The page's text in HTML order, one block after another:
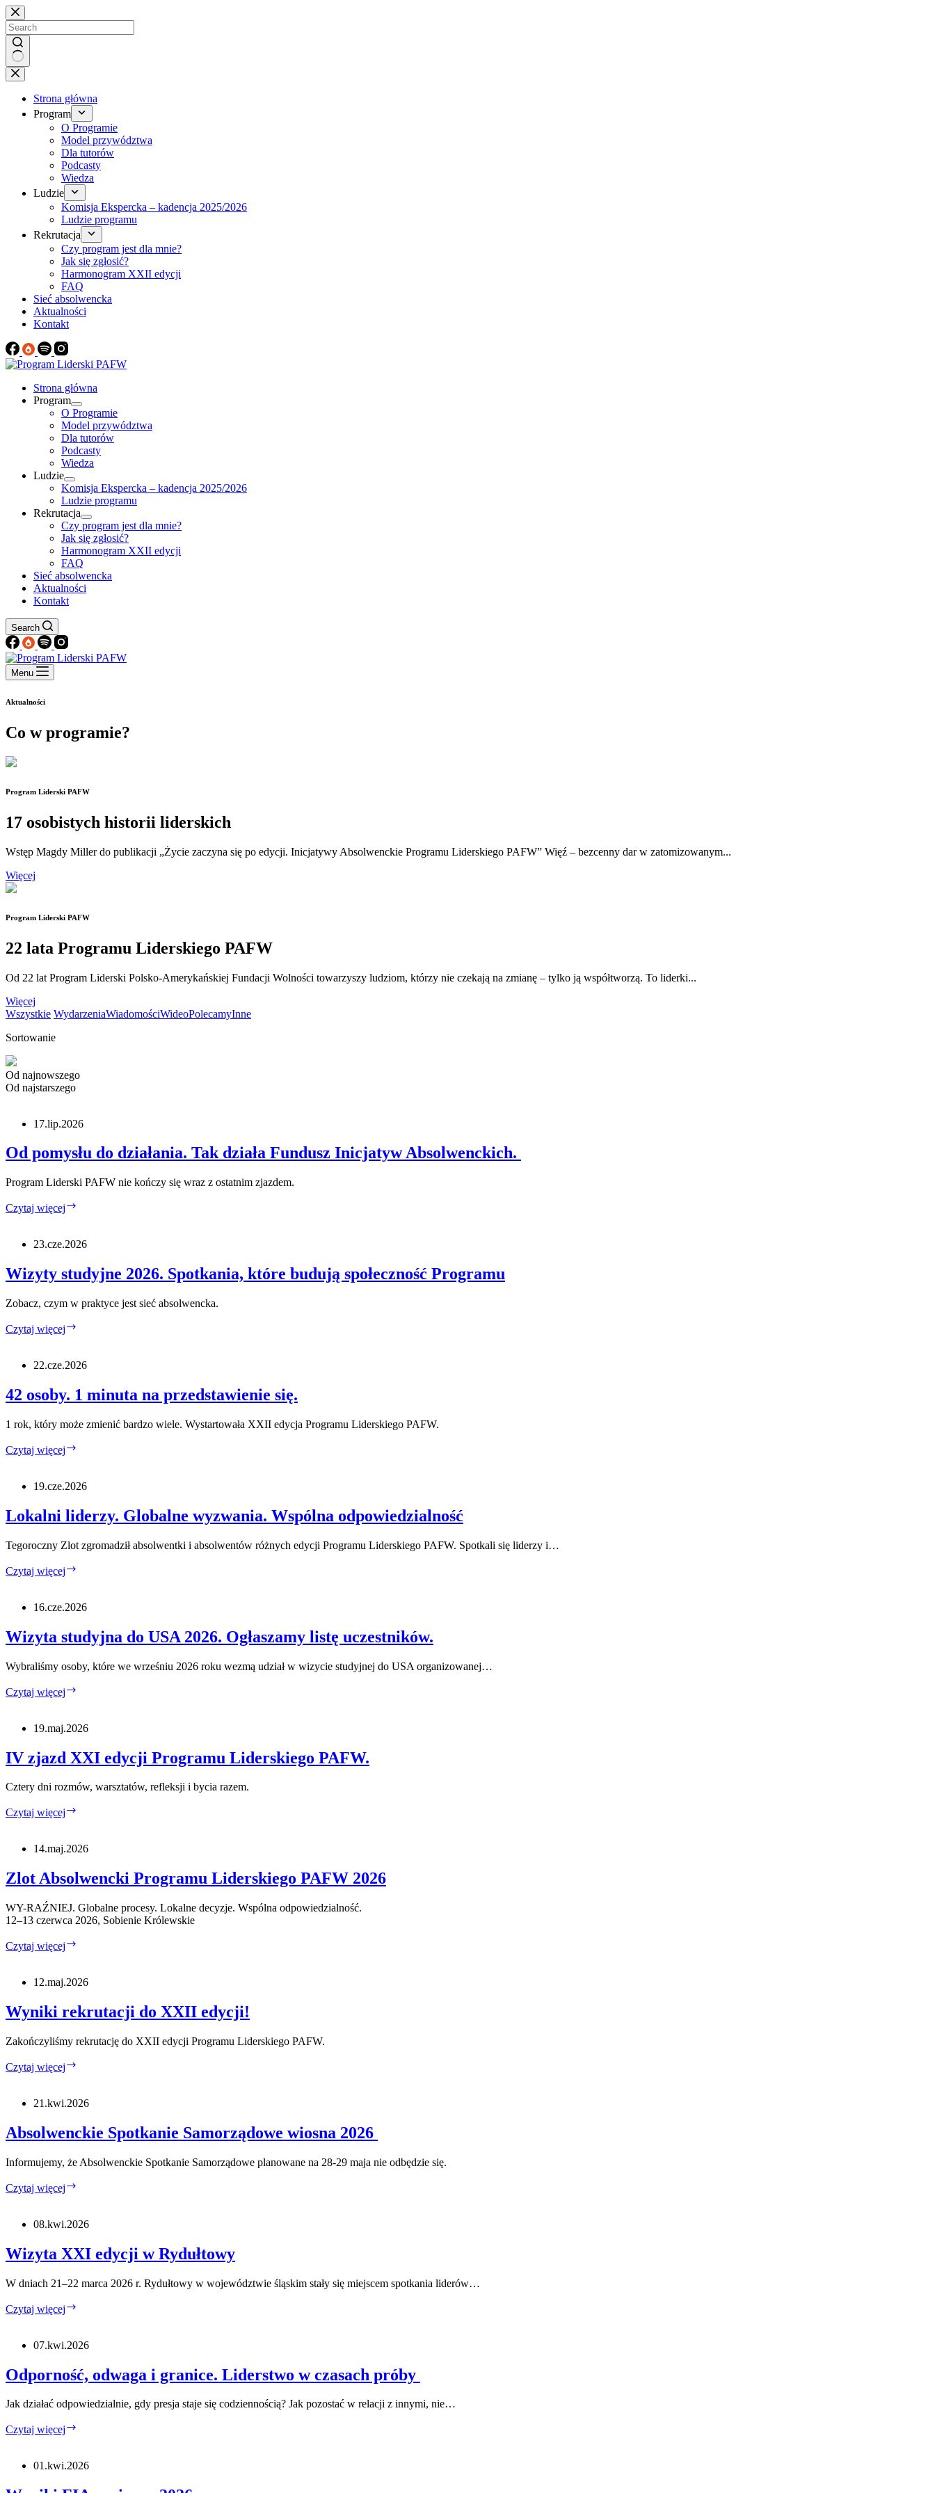
Brak
wyników
Strona główna
Program
O Programie
Model przywództwa
Dla tutorów
Podcasty
Wiedza
Ludzie
Komisja Ekspercka – kadencja 2025/2026
Ludzie programu
Rekrutacja
Czy program jest dla mnie?
Jak się zgłosić?
Harmonogram XXII edycji
FAQ
Sieć absolwencka
Aktualności
Kontakt
Strona główna
Program
O Programie
Model przywództwa
Dla tutorów
Podcasty
Wiedza
Ludzie
Komisja Ekspercka – kadencja 2025/2026
Ludzie programu
Rekrutacja
Czy program jest dla mnie?
Jak się zgłosić?
Harmonogram XXII edycji
FAQ
Sieć absolwencka
Aktualności
Kontakt
Search
Menu
Aktualności
Co w programie?
Program Liderski PAFW
17 osobistych historii liderskich
Wstęp Magdy Miller do publikacji „Życie zaczyna się po edycji. Inicjatywy Absolwenckie Programu Liderskiego PAFW” Więź – bezcenny dar w zatomizowanym...
Więcej
Program Liderski PAFW
22 lata Programu Liderskiego PAFW
Od 22 lat Program Liderski Polsko-Amerykańskiej Fundacji Wolności towarzyszy ludziom, którzy nie czekają na zmianę – tylko ją współtworzą. To liderki...
Więcej
Wszystkie WydarzeniaWiadomościWideoPolecamyInne
Sortowanie
Od najnowszego
Od najstarszego
17.lip.2026
Od pomysłu do działania. Tak działa Fundusz Inicjatyw Absolwenckich.
Program Liderski PAFW nie kończy się wraz z ostatnim zjazdem.
Czytaj więcej
działania.
działa
Fundusz
Absolwenckich.
23.cze.2026
Wizyty studyjne 2026. Spotkania, które budują społeczność Programu
Zobacz, czym w praktyce jest sieć absolwencka.
Czytaj więcej
Spotkania,
budują
społeczność
22.cze.2026
42 osoby. 1 minuta na przedstawienie się.
1 rok, który może zmienić bardzo wiele. Wystartowała XXII edycja Programu Liderskiego PAFW.
Czytaj więcej
minuta
przedstawienie
się.
19.cze.2026
Lokalni liderzy. Globalne wyzwania. Wspólna odpowiedzialność
Tegoroczny Zlot zgromadził absolwentki i absolwentów różnych edycji Programu Liderskiego PAFW. Spotkali się liderzy i…
Czytaj więcej
wyzwania.
odpowiedzialność
16.cze.2026
Wizyta studyjna do USA 2026. Ogłaszamy listę uczestników.
Wybraliśmy osoby, które we wrześniu 2026 roku wezmą udział w wizycie studyjnej do USA organizowanej…
Czytaj więcej
USA
Ogłaszamy
listę
19.maj.2026
IV zjazd XXI edycji Programu Liderskiego PAFW.
Cztery dni rozmów, warsztatów, refleksji i bycia razem.
Czytaj więcej
edycji
Liderskiego
PAFW.
14.maj.2026
Zlot Absolwencki Programu Liderskiego PAFW 2026
WY-RAŹNIEJ. Globalne procesy. Lokalne decyzje. Wspólna odpowiedzialność.
12–13 czerwca 2026, Sobienie Królewskie
Czytaj więcej
Liderskiego
2026
12.maj.2026
Wyniki rekrutacji do XXII edycji!
Zakończyliśmy rekrutację do XXII edycji Programu Liderskiego PAFW.
Czytaj więcej
XXII
21.kwi.2026
Absolwenckie Spotkanie Samorządowe wiosna 2026
Informujemy, że Absolwenckie Spotkanie Samorządowe planowane na 28-29 maja nie odbędzie się.
Czytaj więcej
08.kwi.2026
Wizyta XXI edycji w Rydułtowy
W dniach 21–22 marca 2026 r. Rydułtowy w województwie śląskim stały się miejscem spotkania liderów…
Czytaj więcej
w
07.kwi.2026
Odporność, odwaga i granice. Liderstwo w czasach próby
Jak działać odpowiedzialnie, gdy presja staje się codziennością? Jak pozostać w relacji z innymi, nie…
Czytaj więcej
granice.
w
01.kwi.2026